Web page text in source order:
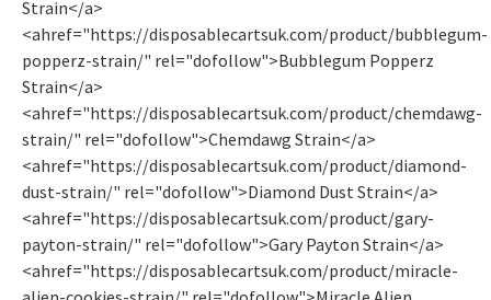
Strain</a>
<ahref="https://disposablecartsuk.com/product/bubblegum-
popperz-strain/" rel="dofollow">Bubblegum Popperz
Strain</a>
<ahref="https://disposablecartsuk.com/product/chemdawg-
strain/" rel="dofollow">Chemdawg Strain</a>
<ahref="https://disposablecartsuk.com/product/diamond-
dust-strain/" rel="dofollow">Diamond Dust Strain</a>
<ahref="https://disposablecartsuk.com/product/gary-
payton-strain/" rel="dofollow">Gary Payton Strain</a>
<ahref="https://disposablecartsuk.com/product/miracle-